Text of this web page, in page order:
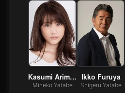
Kasumi Arimura
Mineko Yatabe
Ikko Furuya
Shigeru Yatabe